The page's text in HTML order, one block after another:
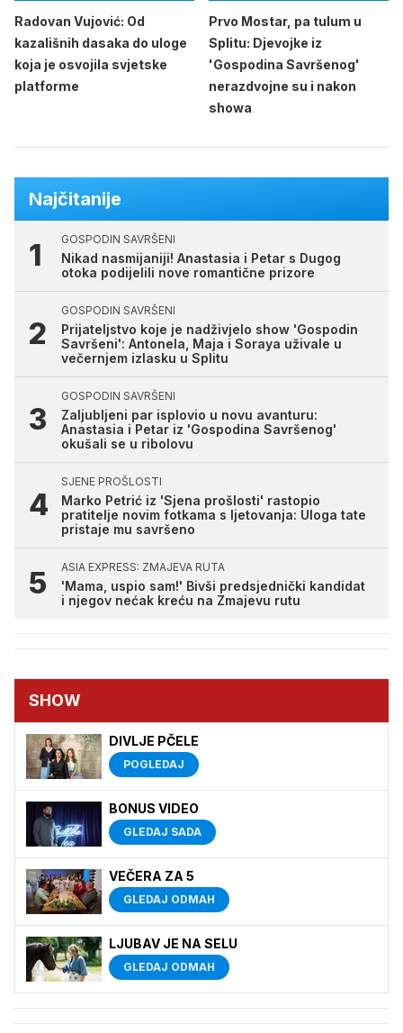
Radovan Vujović: Od
kazališnih dasaka do uloge
koja je osvojila svjetske
platforme
Prvo Mostar, pa tulum u
Splitu: Djevojke iz
'Gospodina Savršenog'
nerazdvojne su i nakon
showa
Najčitanije
GOSPODIN SAVRŠENI
Nikad nasmijaniji! Anastasia i Petar s Dugog
otoka podijelili nove romantične prizore
GOSPODIN SAVRŠENI
Prijateljstvo koje je nadživjelo show 'Gospodin
Savršeni': Antonela, Maja i Soraya uživale u
večernjem izlasku u Splitu
GOSPODIN SAVRŠENI
Zaljubljeni par isplovio u novu avanturu:
Anastasia i Petar iz 'Gospodina Savršenog'
okušali se u ribolovu
SJENE PROŠLOSTI
Marko Petrić iz 'Sjena prošlosti' rastopio
pratitelje novim fotkama s ljetovanja: Uloga tate
pristaje mu savršeno
ASIA EXPRESS: ZMAJEVA RUTA
'Mama, uspio sam!' Bivši predsjednički kandidat
i njegov nećak kreću na Zmajevu rutu
SHOW
DIVLJE PČELE
POGLEDAJ
BONUS VIDEO
GLEDAJ SADA
VEČERA ZA 5
GLEDAJ ODMAH
LJUBAV JE NA SELU
GLEDAJ ODMAH